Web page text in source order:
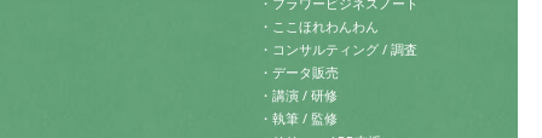
・ここほれわんわん
・コンサルティング / 調査
・データ販売
・講演 / 研修
・執筆 / 監修